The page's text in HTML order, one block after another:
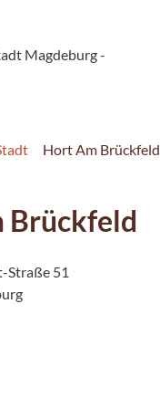
Hort Am Brückfeld
Brückfeld
Straße 51